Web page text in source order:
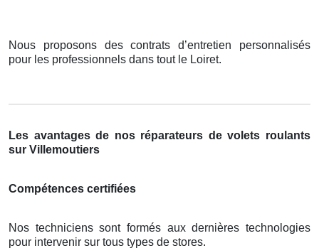
Nous proposons des contrats d’entretien personnalisés
pour les professionnels dans tout le Loiret.
Les avantages de nos réparateurs de volets roulants
sur Villemoutiers
Compétences certifiées
Nos techniciens sont formés aux dernières technologies
pour intervenir sur tous types de stores.